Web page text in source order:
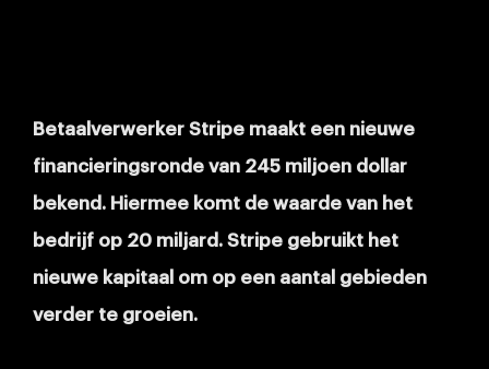
Betaalverwerker Stripe maakt een nieuwe
financieringsronde van 245 miljoen dollar
bekend. Hiermee komt de waarde van het
bedrijf op 20 miljard. Stripe gebruikt het
nieuwe kapitaal om op een aantal gebieden
verder te groeien.